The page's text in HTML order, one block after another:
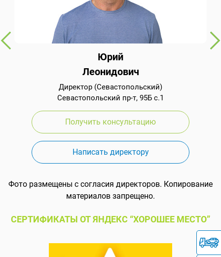
Юрий
Леонидович
Директор (Севастопольский)
Севастопольский пр-т, 95Б с.1
Получить консультацию
Написать директору
Фото размещены с согласия директоров. Копирование
материалов запрещено.
СЕРТИФИКАТЫ ОТ ЯНДЕКС “ХОРОШЕЕ МЕСТО”